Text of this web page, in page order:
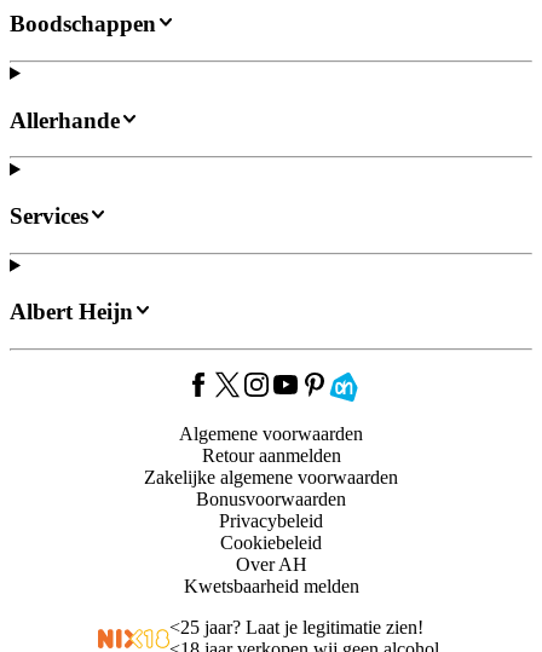
Boodschappen
Allerhande
Services
Albert Heijn
Algemene voorwaarden
Retour aanmelden
Zakelijke algemene voorwaarden
Bonusvoorwaarden
Privacybeleid
Cookiebeleid
Over AH
Kwetsbaarheid melden
<25 jaar? Laat je legitimatie zien!